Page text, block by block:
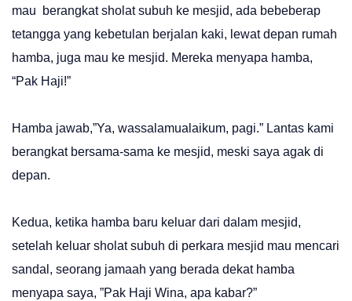
mau berangkat sholat subuh ke mesjid, ada bebeberap
tetangga yang kebetulan berjalan kaki, lewat depan rumah
hamba, juga mau ke mesjid. Mereka menyapa hamba,
“Pak Haji!”
Hamba jawab,”Ya, wassalamualaikum, pagi.” Lantas kami
berangkat bersama-sama ke mesjid, meski saya agak di
depan.
Kedua, ketika hamba baru keluar dari dalam mesjid,
setelah keluar sholat subuh di perkara mesjid mau mencari
sandal, seorang jamaah yang berada dekat hamba
menyapa saya, ”Pak Haji Wina, apa kabar?”